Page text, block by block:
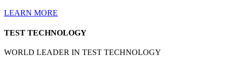
LEARN MORE
TEST TECHNOLOGY
WORLD LEADER IN TEST TECHNOLOGY